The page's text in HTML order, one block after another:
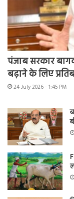
पंजाब सरकार
बढ़ाने के लिए
24 July 2026 - 1:45 PM